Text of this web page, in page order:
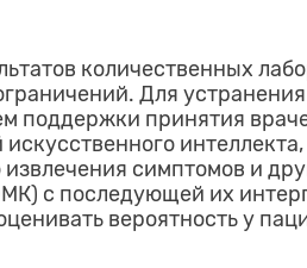
количественных
Для
поддержки принятия
извлечения симптомов и
с последующей их
вероятность у